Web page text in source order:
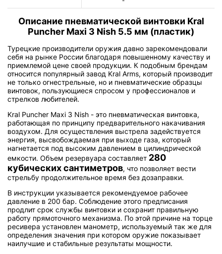
Описание пневматической винтовки Kral
Puncher Maxi 3 Nish 5.5 мм (пластик)
Турецкие производители оружия давно зарекомендовали
себя на рынке России благодаря повышенному качеству и
приемлемой цене своей продукции. К подобным брендам
относится популярный завод Kral Arms, который производит
не только огнестрельные, но и пневматические образцы
винтовок, пользующиеся спросом у профессионалов и
стрелков любителей.
Kral Puncher Maxi 3 Nish - это пневматическая винтовка,
работающая по принципу предварительного накачивания
воздухом. Для осуществления выстрела задействуется
энергия, высвобождаемая при выходе газа, который
нагнетается под высоким давлением в цилиндрической
емкости. Объем резервуара составляет 280
кубических сантиметров, что позволяет вести
стрельбу продолжительное время без дозаправки.
В инструкции указывается рекомендуемое рабочее
давление в 200 бар. Соблюдение этого предписания
продлит срок службы винтовки и сохранит правильную
работу прямоточного механизма. По этой причине на торце
ресивера установлен манометр, используемый так же для
определения значения при котором оружие показывает
наилучшие и стабильные результаты мощности.